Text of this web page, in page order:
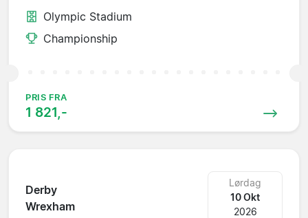
Olympic Stadium
Championship
PRIS FRA
1 821,-
Derby
Wrexham
Lørdag
10 Okt
2026